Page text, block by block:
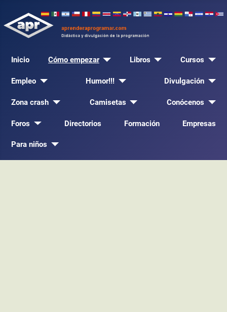
Inicio Cómo empezar Libros Cursos
Empleo Humor!!! Divulgación
Zona crash Camisetas Conócenos
Foros Directorios Formación Empresas
Para niños